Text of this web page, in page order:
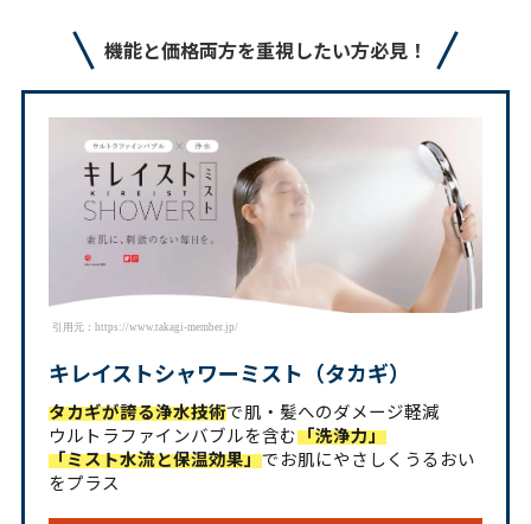
機能と価格両方を重視したい方必見！
引用元：https://www.takagi-member.jp/
キレイストシャワーミスト（タカギ）
タカギが誇る浄水技術で肌・髪へのダメージ軽減
ウルトラファインバブルを含む「洗浄力」
「ミスト水流と保温効果」でお肌にやさしくうるおい
をプラス